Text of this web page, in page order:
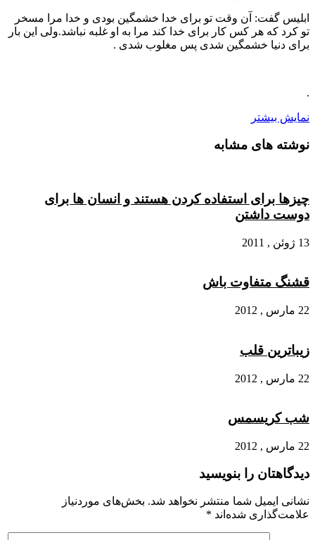
ابلیس گفت: آن وقت تو برای خدا خشمگین بودی و خدا مرا مسخر
تو کرد که هر کس کار برای خدا کند مرا به او غلبه نباشد.ولی این بار
برای دنیا خشمگین شدی پس مغلوب شدی .
.
نمایش بیشتر
نوشته های مشابه
چیزها برای استفاده کردن هستند و انسان ها برای
دوست داشتن
13 ژوئن , 2011
قشنگ متفاوت باش
22 مارس , 2012
زیباترین قلب
22 مارس , 2012
شب کریسمس
22 مارس , 2012
دیدگاهتان را بنویسید
نشانی ایمیل شما منتشر نخواهد شد. بخش‌های موردنیاز
علامت‌گذاری شده‌اند *